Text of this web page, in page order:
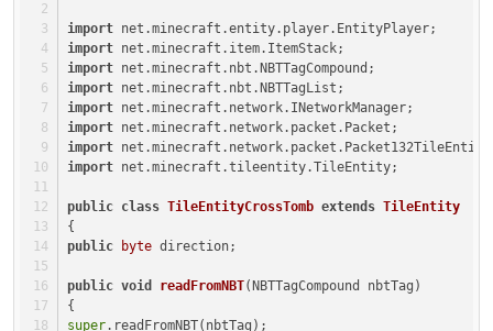
import net.minecraft.entity.player.EntityPlayer;
import net.minecraft.item.ItemStack;
import net.minecraft.nbt.NBTTagCompound;
import net.minecraft.nbt.NBTTagList;
import net.minecraft.network.INetworkManager;
import net.minecraft.network.packet.Packet;
import
import net.minecraft.tileentity.TileEntity;
public class TileEntityCrossTomb extends TileEntity
{
public
byte direction;
public void readFromNBT(NBTTagCompound nbtTag)
{
super.readFromNBT(nbtTag);